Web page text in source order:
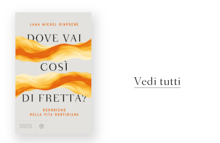
Vedi tutti